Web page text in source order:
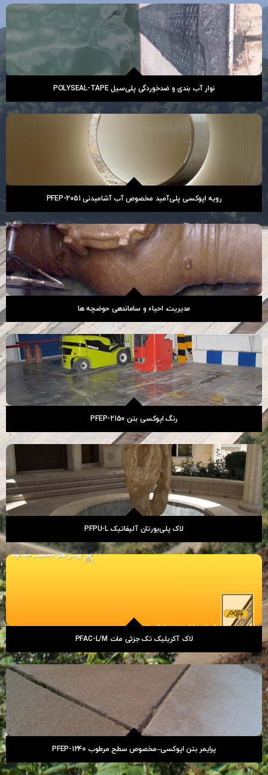
نوار آب بندی و ضدخوردگی پلی‌سیل POLYSEAL-TAPE
رویه اپوکسی پلی‌آمید مخصوص آب آشامیدنی PFEP-2051
مدیریت، احیاء و ساماندهی حوضچه ها
رنگ اپوکسی بتن PFEP-2150
لاک پلی‌یورتان آلیفاتیک PFPU-L
لاک آکریلیک تک جزئی مات PFAC-L/M
پرایمر بتن اپوکسی–مخصوص سطح مرطوب PFEP-1240